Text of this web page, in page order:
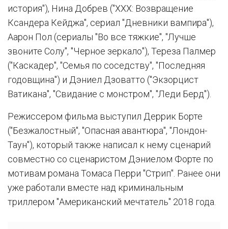
история"), Нина Добрев ("ХХХ: Возвращение
Ксандера Кейджа", сериал "Дневники вампира"),
Аарон Пол (сериалы "Во все тяжкие", "Лучше
звоните Солу", "Черное зеркало"), Тереза Палмер
("Каскадер", "Семья по соседству", "Последняя
годовщина") и Дэниел Дзоватто ("Экзорцист
Ватикана", "Свидание с монстром", "Леди Берд").
Режиссером фильма выступил Деррик Борте
("Безжалостный", "Опасная авантюра", "Лондон-
Таун"), который также написал к нему сценарий
совместно со сценаристом Дэниелом Форте по
мотивам романа Томаса Перри "Стрип". Ранее они
уже работали вместе над криминальным
триллером "Американский мечтатель" 2018 года.